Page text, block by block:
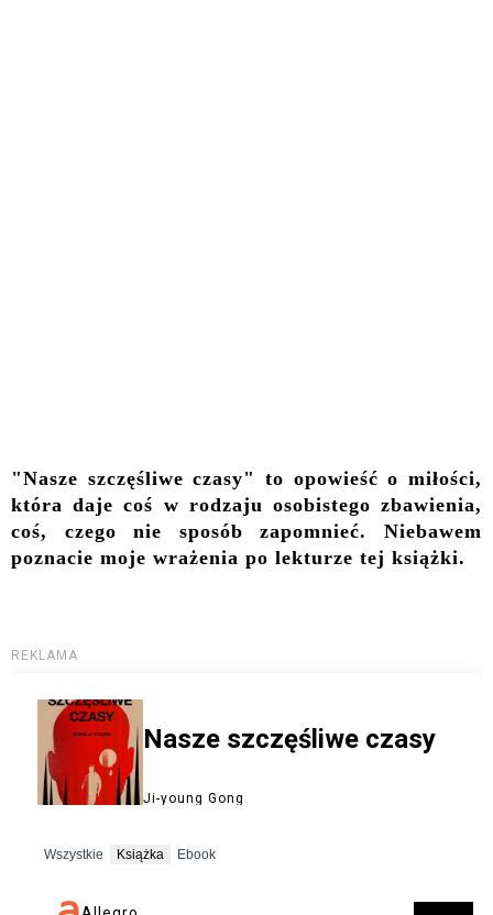
"Nasze szczęśliwe czasy" to opowieść o miłości,
która daje coś w rodzaju osobistego zbawienia,
coś, czego nie sposób zapomnieć. Niebawem
poznacie moje wrażenia po lekturze tej książki.